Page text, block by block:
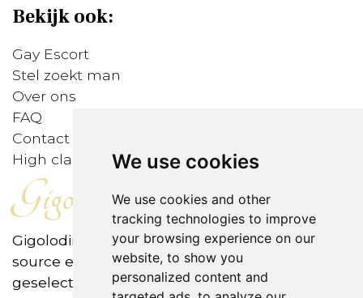
We use cookies
We use cookies and other
tracking technologies to improve
your browsing experience on our
website, to show you
personalized content and
Bekijk ook:
Gay Escort
Stel zoekt man
Over ons
FAQ
Contact
High class gigolo's
Gigolodirect
Gigolodirect is het eerste internationale open-
source escortbureau, met zorgvuldig
geselecteerde en gescreende gigolo's